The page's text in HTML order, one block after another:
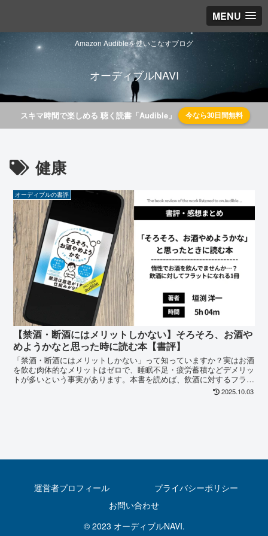
MENU
Amazon Audibleを使いこなすブログ
オーディブルNAVI
スキマ時間で楽しめる 聴く読書「Audible」 今なら30日間無料
健康
オーディブルの書評
【禁酒・断酒にはメリットしかない】そろそろ、お酒や
めようかなと思った時に読む本【書評】
「禁酒・断酒にはメリットしかない」って知っていますか？実はお酒
を飲む肉体的なメリットはゼロで、睡眠不足・疲労蓄積などデメリッ
トが多いという事実があります。本書を読めば、飲酒に対するフラッ
2025.10.03
運営者プロフィール
プライバシーポリシー
お問い合わせ
© 2023 オーディブルNAVI.